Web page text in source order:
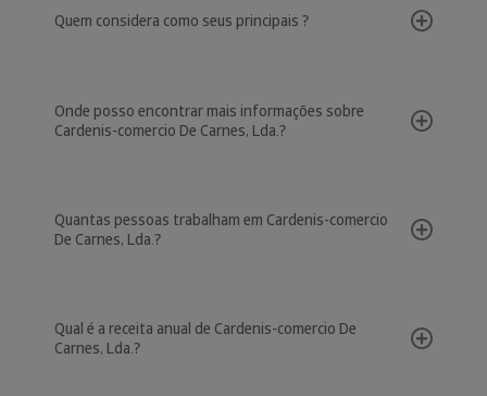
Quem considera como seus principais ?
Onde posso encontrar mais informações sobre
Cardenis-comercio De Carnes, Lda.?
Quantas pessoas trabalham em Cardenis-comercio
De Carnes, Lda.?
Qual é a receita anual de Cardenis-comercio De
Carnes, Lda.?